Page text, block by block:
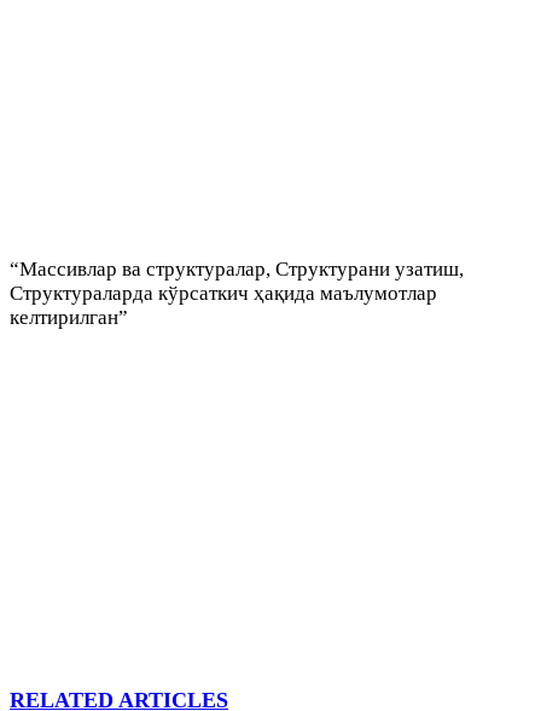
“Массивлар ва структуралар, Структурани узатиш,
Структураларда кўрсаткич ҳақида маълумотлар
келтирилган”
RELATED ARTICLES